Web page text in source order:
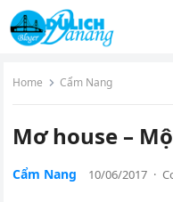
Home Cẩm Nang
Mơ house –
Cẩm Nang 10/06/2017 ·